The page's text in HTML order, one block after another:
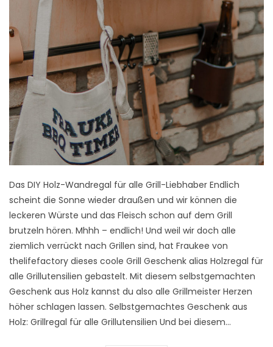
Das DIY Holz-Wandregal für alle Grill-Liebhaber Endlich
scheint die Sonne wieder draußen und wir können die
leckeren Würste und das Fleisch schon auf dem Grill
brutzeln hören. Mhhh – endlich! Und weil wir doch alle
ziemlich verrückt nach Grillen sind, hat Fraukee von
thelifefactory dieses coole Grill Geschenk alias Holzregal für
alle Grillutensilien gebastelt. Mit diesem selbstgemachten
Geschenk aus Holz kannst du also alle Grillmeister Herzen
höher schlagen lassen. Selbstgemachtes Geschenk aus
Holz: Grillregal für alle Grillutensilien Und bei diesem…